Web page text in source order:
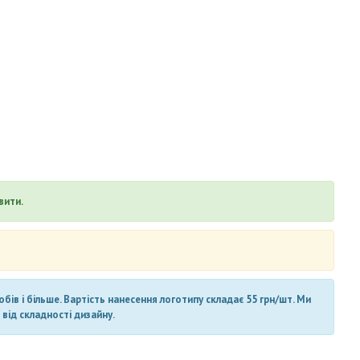
і більше. Вартість нанесення логотипу складає 55 грн/шт. Ми
складності дизайну.